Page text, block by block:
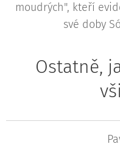
moudrých", kteří
své doby
Ostatně,